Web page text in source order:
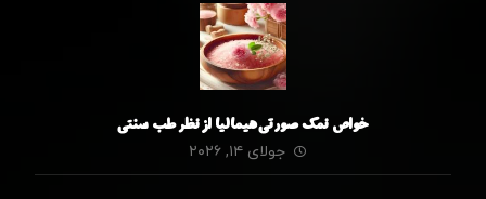
خواص نمک صورتی هیمالیا از نظر طب سنتی
جولای ۱۴, ۲۰۲۶